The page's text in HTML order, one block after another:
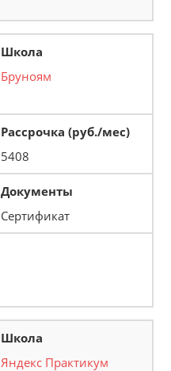
Бруноям
5408
Сертификат
Яндекс Практикум